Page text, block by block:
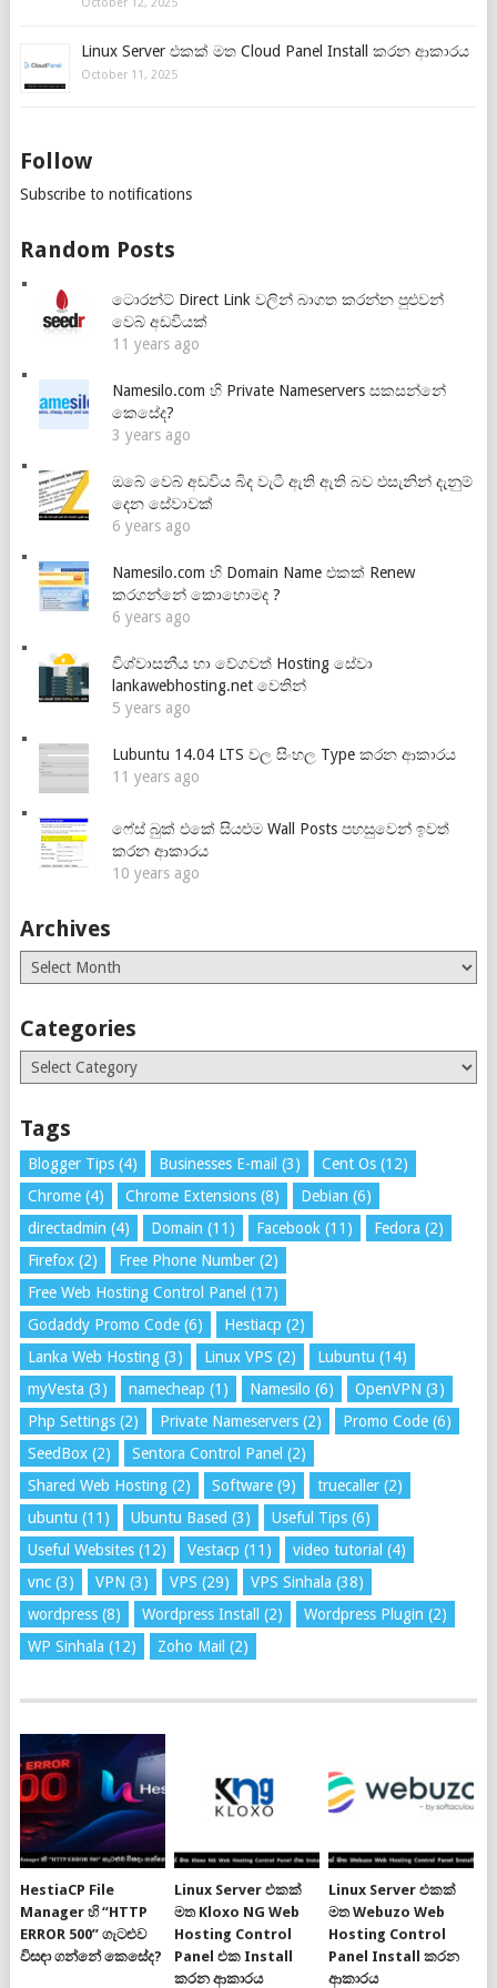
Linux Server එකක් මත Cloud Panel Install කරන ආකාරය
October 11, 2025
Follow
Subscribe to notifications
Random Posts
ටොරන්ට් Direct Link වලින් බාගත කරන්න පුළුවන්
වෙබ් අඩවියක්
11 years ago
Namesilo.com හි Private Nameservers සකසන්නේ
කෙසේද?
3 years ago
ඔබේ වෙබ් අඩවිය බිද වැටී ඇති ඇති බව එසැනින් දැනුම්
දෙන සේවාවක්
6 years ago
Namesilo.com හි Domain Name එකක් Renew
කරගන්නේ කොහොමද ?
6 years ago
විශ්වාසනීය හා වේගවත් Hosting සේවා
lankawebhosting.net වෙතින්
5 years ago
Lubuntu 14.04 LTS වල සිංහල Type කරන ආකාරය
11 years ago
ෆේස් බුක් එකේ සියළුම Wall Posts පහසුවෙන් ඉවත්
කරන ආකාරය
10 years ago
Archives
Archives
Categories
Categories
Tags
Blogger Tips(4) Businesses E-mail (3) Cent Os(12)
Chrome(4) Chrome Extensions(8) Debian (6)
directadmin (4) Domain (11) Facebook (11) Fedora (2)
Firefox(2) Free Phone Number(2)
Free Web Hosting Control Panel (17)
Godaddy Promo Code(6) Hestiacp (2)
Lanka Web Hosting(3) Linux VPS (2) Lubuntu (14)
myVesta (3) namecheap (1) Namesilo (6) OpenVPN (3)
Php Settings(2) Private Nameservers(2) Promo Code(6)
SeedBox(2) Sentora Control Panel (2)
Shared Web Hosting(2) Software(9) truecaller(2)
ubuntu (11) Ubuntu Based (3) Useful Tips(6)
Useful Websites(12) Vestacp (11) video tutorial (4)
vnc(3) VPN (3) VPS (29) VPS Sinhala (38)
wordpress(8) Wordpress Install (2) Wordpress Plugin (2)
WP Sinhala (12) Zoho Mail (2)
HestiaCP File
Manager හි “HTTP
ERROR 500” ගැටළුව
විසඳා ගන්නේ කෙසේද?
Linux Server එකක්
මත Kloxo NG Web
Hosting Control
Panel එක Install
කරන ආකාරය
Linux Server එකක්
මත Webuzo Web
Hosting Control
Panel Install කරන
ආකාරය